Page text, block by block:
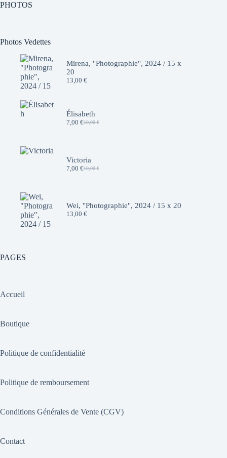
PHOTOS
Photos Vedettes
Mirena, "Photographie", 2024 / 15 x
20
13,00 €
Élisabeth
10,00€
Le
10,00 €.
7,00 €Le
7,00 €.
Victoria
10,00€
Le
10,00 €.
7,00 €Le
7,00 €.
Wei, "Photographie", 2024 / 15 x 20
13,00 €
PAGES
Accueil
Boutique
Politique de confidentialité
Politique de remboursement
Conditions Générales de Vente (CGV)
Contact